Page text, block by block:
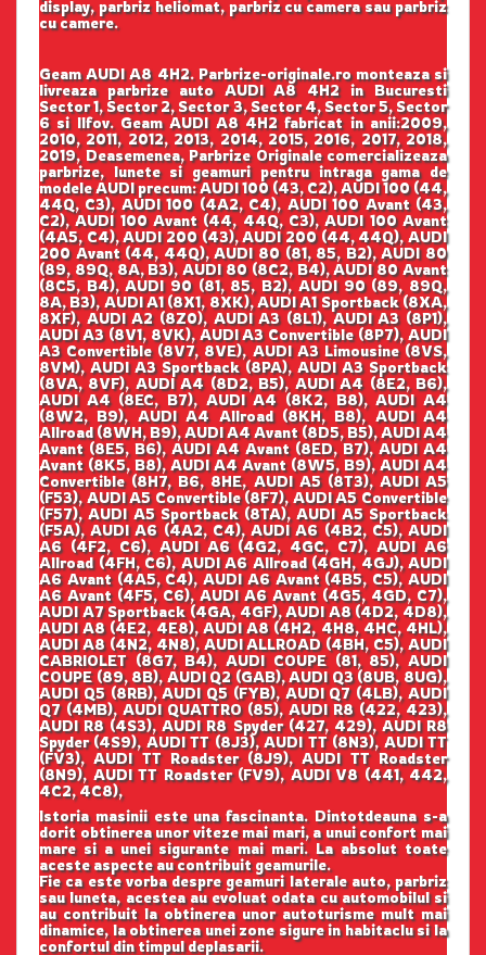
display, parbriz heliomat, parbriz cu camera sau parbriz
cu camere.
Geam AUDI A8 4H2. Parbrize-originale.ro monteaza si
livreaza parbrize auto AUDI A8 4H2 in Bucuresti
Sector 1, Sector 2, Sector 3, Sector 4, Sector 5, Sector
6 si Ilfov. Geam AUDI A8 4H2 fabricat in anii:2009,
2010, 2011, 2012, 2013, 2014, 2015, 2016, 2017, 2018,
2019, Deasemenea, Parbrize Originale comercializeaza
parbrize, lunete si geamuri pentru intraga gama de
modele AUDI precum: AUDI 100 (43, C2), AUDI 100 (44,
44Q, C3), AUDI 100 (4A2, C4), AUDI 100 Avant (43,
C2), AUDI 100 Avant (44, 44Q, C3), AUDI 100 Avant
(4A5, C4), AUDI 200 (43), AUDI 200 (44, 44Q), AUDI
200 Avant (44, 44Q), AUDI 80 (81, 85, B2), AUDI 80
(89, 89Q, 8A, B3), AUDI 80 (8C2, B4), AUDI 80 Avant
(8C5, B4), AUDI 90 (81, 85, B2), AUDI 90 (89, 89Q,
8A, B3), AUDI A1 (8X1, 8XK), AUDI A1 Sportback (8XA,
8XF), AUDI A2 (8Z0), AUDI A3 (8L1), AUDI A3 (8P1),
AUDI A3 (8V1, 8VK), AUDI A3 Convertible (8P7), AUDI
A3 Convertible (8V7, 8VE), AUDI A3 Limousine (8VS,
8VM), AUDI A3 Sportback (8PA), AUDI A3 Sportback
(8VA, 8VF), AUDI A4 (8D2, B5), AUDI A4 (8E2, B6),
AUDI A4 (8EC, B7), AUDI A4 (8K2, B8), AUDI A4
(8W2, B9), AUDI A4 Allroad (8KH, B8), AUDI A4
Allroad (8WH, B9), AUDI A4 Avant (8D5, B5), AUDI A4
Avant (8E5, B6), AUDI A4 Avant (8ED, B7), AUDI A4
Avant (8K5, B8), AUDI A4 Avant (8W5, B9), AUDI A4
Convertible (8H7, B6, 8HE, AUDI A5 (8T3), AUDI A5
(F53), AUDI A5 Convertible (8F7), AUDI A5 Convertible
(F57), AUDI A5 Sportback (8TA), AUDI A5 Sportback
(F5A), AUDI A6 (4A2, C4), AUDI A6 (4B2, C5), AUDI
A6 (4F2, C6), AUDI A6 (4G2, 4GC, C7), AUDI A6
Allroad (4FH, C6), AUDI A6 Allroad (4GH, 4GJ), AUDI
A6 Avant (4A5, C4), AUDI A6 Avant (4B5, C5), AUDI
A6 Avant (4F5, C6), AUDI A6 Avant (4G5, 4GD, C7),
AUDI A7 Sportback (4GA, 4GF), AUDI A8 (4D2, 4D8),
AUDI A8 (4E2, 4E8), AUDI A8 (4H2, 4H8, 4HC, 4HL),
AUDI A8 (4N2, 4N8), AUDI ALLROAD (4BH, C5), AUDI
CABRIOLET (8G7, B4), AUDI COUPE (81, 85), AUDI
COUPE (89, 8B), AUDI Q2 (GAB), AUDI Q3 (8UB, 8UG),
AUDI Q5 (8RB), AUDI Q5 (FYB), AUDI Q7 (4LB), AUDI
Q7 (4MB), AUDI QUATTRO (85), AUDI R8 (422, 423),
AUDI R8 (4S3), AUDI R8 Spyder (427, 429), AUDI R8
Spyder (4S9), AUDI TT (8J3), AUDI TT (8N3), AUDI TT
(FV3), AUDI TT Roadster (8J9), AUDI TT Roadster
(8N9), AUDI TT Roadster (FV9), AUDI V8 (441, 442,
4C2, 4C8),
Istoria masinii este una fascinanta. Dintotdeauna s-a
dorit obtinerea unor viteze mai mari, a unui confort mai
mare si a unei sigurante mai mari. La absolut toate
aceste aspecte au contribuit geamurile.
Fie ca este vorba despre geamuri laterale auto, parbriz
sau luneta, acestea au evoluat odata cu automobilul si
au contribuit la obtinerea unor autoturisme mult mai
dinamice, la obtinerea unei zone sigure in habitaclu si la
confortul din timpul deplasarii.